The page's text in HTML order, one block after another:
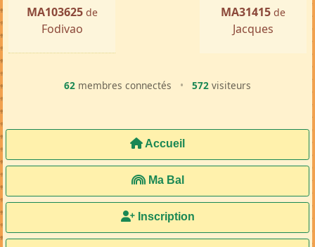
MA103625 de
Fodivao
MA31415 de
Jacques
62 membres connectés • 572 visiteurs
Accueil
Ma Bal
Inscription